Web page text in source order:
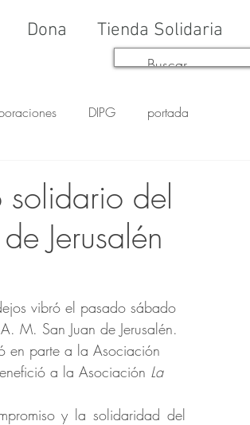
Dona Tienda Solidaria
DIPG portada
solidario del
Jerusalén
vibró el pasado sábado
M. San Juan de Jerusalén.
en parte a la Asociación
a la Asociación La
y la solidaridad del